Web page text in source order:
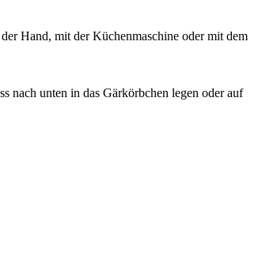
Hand, mit der Küchenmaschine oder mit dem
nach unten in das Gärkörbchen legen oder auf